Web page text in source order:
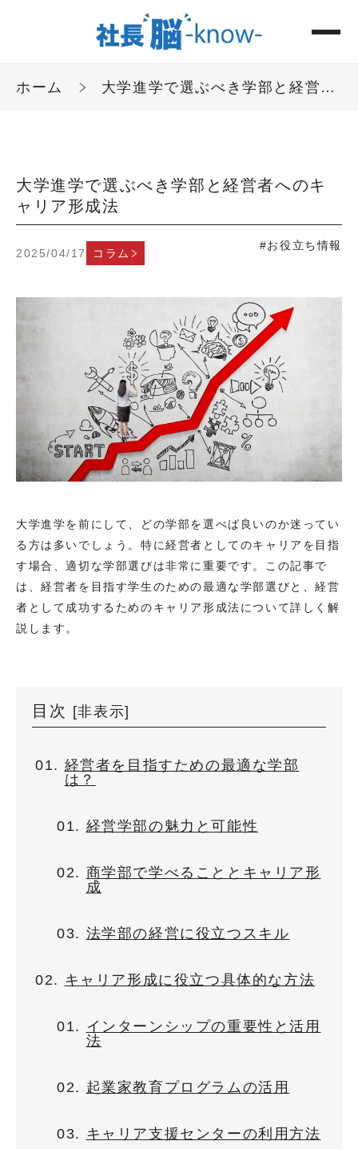
ホーム 大学進学で選ぶべき学部と経営者へのキャリア形成法
大学進学で選ぶべき学部と経営者へのキ
ャリア形成法
2025/04/17 コラム
#お役立ち情報
大学進学を前にして、どの学部を選べば良いのか迷ってい
る方は多いでしょう。特に経営者としてのキャリアを目指
す場合、適切な学部選びは非常に重要です。この記事で
は、経営者を目指す学生のための最適な学部選びと、経営
者として成功するためのキャリア形成法について詳しく解
説します。
目次 [非表示]
経営者を目指すための最適な学部
は？
経営学部の魅力と可能性
商学部で学べることとキャリア形
成
法学部の経営に役立つスキル
キャリア形成に役立つ具体的な方法
インターンシップの重要性と活用
法
起業家教育プログラムの活用
キャリア支援センターの利用方法